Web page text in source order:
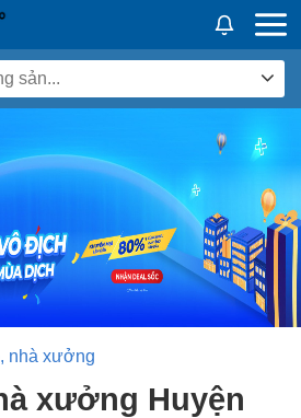
nhà xưởng